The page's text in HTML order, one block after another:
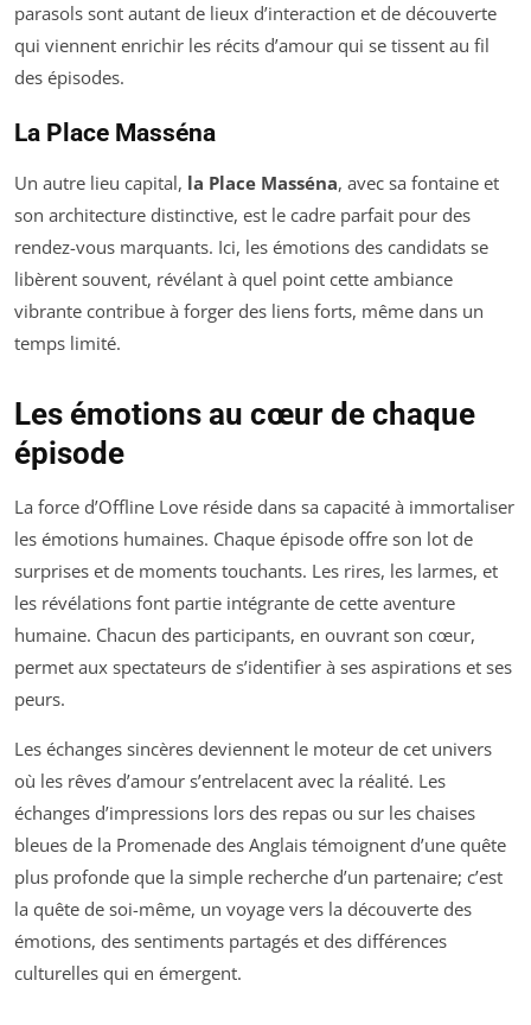
parasols sont autant de lieux d’interaction et de découverte
qui viennent enrichir les récits d’amour qui se tissent au fil
des épisodes.
La Place Masséna
Un autre lieu capital, la Place Masséna, avec sa fontaine et
son architecture distinctive, est le cadre parfait pour des
rendez-vous marquants. Ici, les émotions des candidats se
libèrent souvent, révélant à quel point cette ambiance
vibrante contribue à forger des liens forts, même dans un
temps limité.
Les émotions au cœur de chaque
épisode
La force d’Offline Love réside dans sa capacité à immortaliser
les émotions humaines. Chaque épisode offre son lot de
surprises et de moments touchants. Les rires, les larmes, et
les révélations font partie intégrante de cette aventure
humaine. Chacun des participants, en ouvrant son cœur,
permet aux spectateurs de s’identifier à ses aspirations et ses
peurs.
Les échanges sincères deviennent le moteur de cet univers
où les rêves d’amour s’entrelacent avec la réalité. Les
échanges d’impressions lors des repas ou sur les chaises
bleues de la Promenade des Anglais témoignent d’une quête
plus profonde que la simple recherche d’un partenaire; c’est
la quête de soi-même, un voyage vers la découverte des
émotions, des sentiments partagés et des différences
culturelles qui en émergent.